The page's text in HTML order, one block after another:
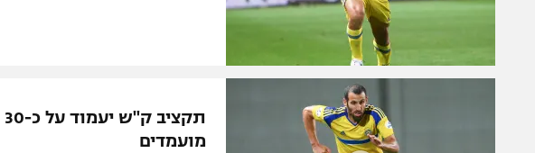
מועמדים